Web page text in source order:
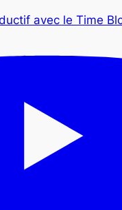
avec le Time